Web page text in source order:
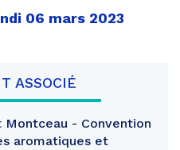
06 mars 2023
ASSOCIÉ
Montceau - Convention
aromatiques et